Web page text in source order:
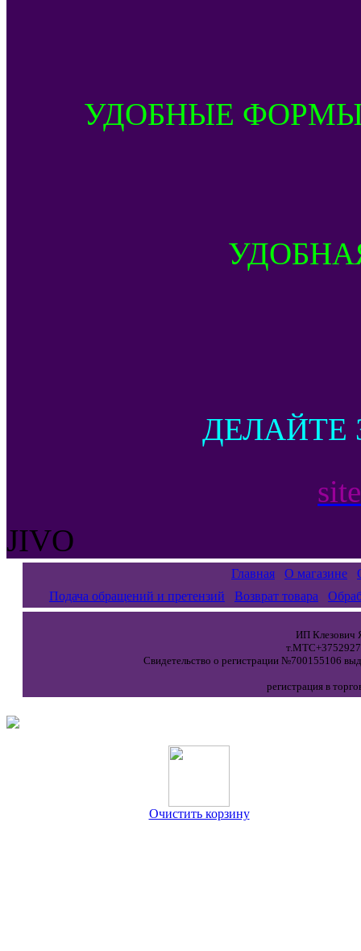
УДОБНЫЕ
ДЕЛАЙТЕ
JIVO
Главная О магазине
Подача обращений и претензий
Возврат товара
ИП Клезович
Свидетельство о регистрации №700155106
регистрация в
Очистить корзину